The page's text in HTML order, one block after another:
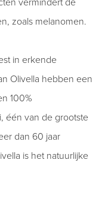
zoals melanomen.
in erkende
Olivella hebben een
100%
één van de grootste
dan 60 jaar
is het natuurlijke